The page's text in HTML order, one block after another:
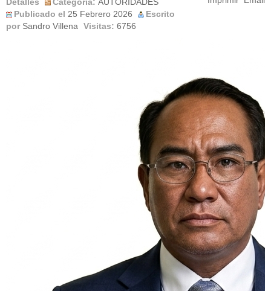
Detalles Categoría: AUTORIDADES
Publicado el 25 Febrero 2026
Escrito
por Sandro Villena Visitas: 6756